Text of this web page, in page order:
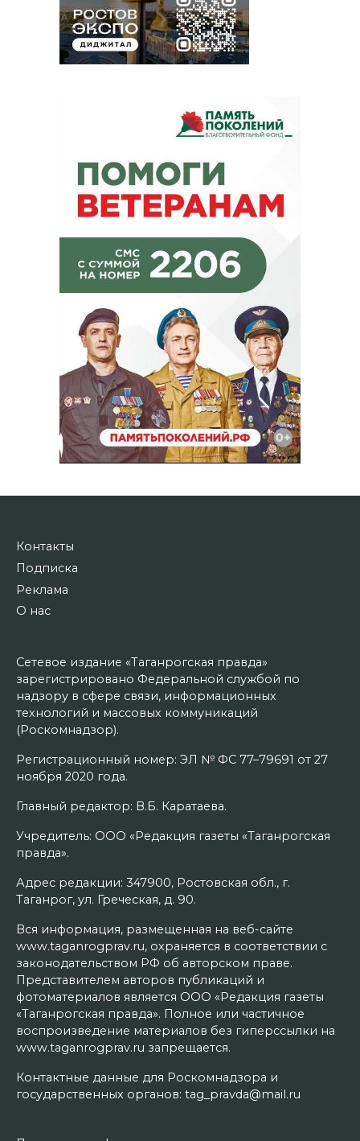
Контакты
Подписка
Реклама
О нас
Сетевое издание «Таганрогская правда»
зарегистрировано Федеральной службой по
надзору в сфере связи, информационных
технологий и массовых коммуникаций
(Роскомнадзор).
Регистрационный номер: ЭЛ № ФС 77–79691 от 27
ноября 2020 года.
Главный редактор: В.Б. Каратаева.
Учредитель: ООО «Редакция газеты «Таганрогская
правда».
Адрес редакции: 347900, Ростовская обл., г.
Таганрог, ул. Греческая, д. 90.
Вся информация, размещенная на веб-сайте
www.taganrogprav.ru, охраняется в соответствии с
законодательством РФ об авторском праве.
Представителем авторов публикаций и
фотоматериалов является ООО «Редакция газеты
«Таганрогская правда». Полное или частичное
воспроизведение материалов без гиперссылки на
www.taganrogprav.ru запрещается.
Контактные данные для Роскомнадзора и
государственных органов: tag_pravda@mail.ru